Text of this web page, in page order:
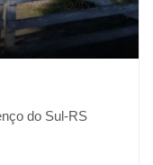
do Sul-RS